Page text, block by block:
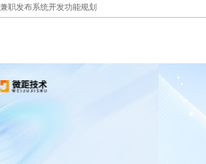
兼职发布系统开发功能规划